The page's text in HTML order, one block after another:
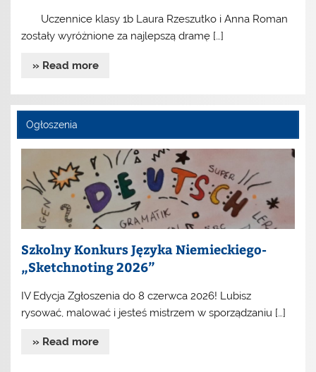
Uczennice klasy 1b Laura Rzeszutko i Anna Roman
zostały wyróżnione za najlepszą dramę […]
» Read more
Ogłoszenia
Szkolny Konkurs Języka Niemieckiego-
„Sketchnoting 2026”
IV Edycja Zgłoszenia do 8 czerwca 2026! Lubisz
rysować, malować i jesteś mistrzem w sporządzaniu […]
» Read more